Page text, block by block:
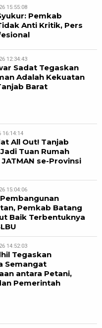
15:55:08
Pemkab
Anti Kritik, Pers
12:34:43
Sadat Tegaskan
Adalah Kekuatan
Barat
16:14:14
All Out! Tanjab
Tuan Rumah
se-Provinsi
15:04:06
Pemkab Batang
Baik Terbentuknya
14:52:03
Tegaskan
Semangat
antara Petani,
Pemerintah